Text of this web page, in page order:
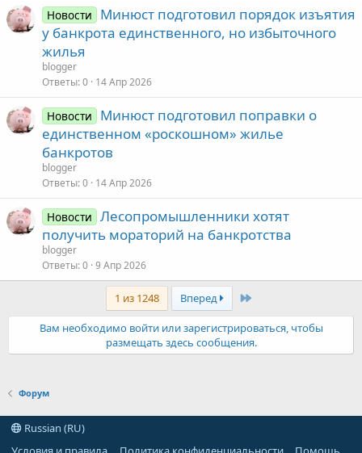
Новости
Минюст подготовил порядок изъятия
у банкрота единственного, но избыточного
жилья
blogger
Ответы 0 14 Апр 2026
Новости
Минюст подготовил поправки о
единственном «роскошном» жилье
банкротов
blogger
Ответы 0 14 Апр 2026
Новости Лесопромышленники хотят
получить мораторий на банкротства
blogger
Ответы 0 9 Апр 2026
1 из 1248 Вперед Последняя
Вам необходимо войти или зарегистрироваться, чтобы
размещать здесь сообщения.
Форум
Russian (RU)